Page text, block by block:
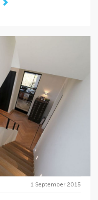
1 September 2015